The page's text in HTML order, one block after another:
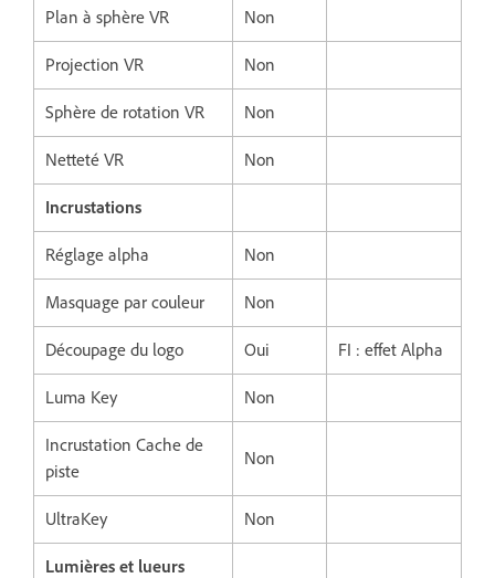
Plan à sphère VR Non
Projection VR Non
Sphère de rotation VR Non
Netteté VR Non
Incrustations
Réglage alpha Non
Masquage par couleur Non
Découpage du logo Oui FI : effet Alpha
Luma Key Non
Incrustation Cache de
piste
Non
UltraKey Non
Lumières et lueurs